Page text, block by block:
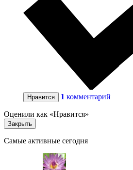
Нравится 1 комментарий
Оценили как «Нравится»
Закрыть
Самые активные сегодня